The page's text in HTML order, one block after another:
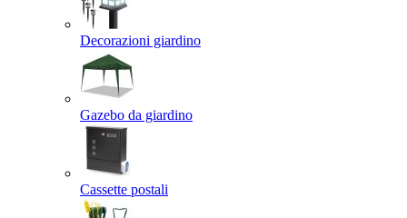
Decorazioni giardino
Gazebo da giardino
Cassette postali